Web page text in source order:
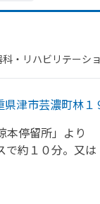
・​リハビリテーシ
県津市芸濃町林１
本停留所」より
で約１０分。 又は